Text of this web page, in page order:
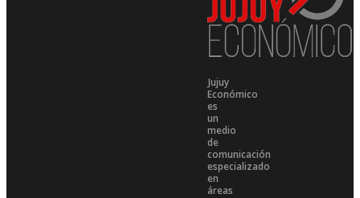
Jujuy
Económico
es
un
medio
de
comunicación
especializado
en
áreas